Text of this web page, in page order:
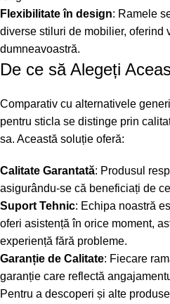
Flexibilitate în design: Ramele
diverse stiluri de mobilier, oferind
dumneavoastră.
De ce să Alegeți
Comparativ cu alternativele
pentru sticla se distinge prin
sa. Această soluție oferă:
Calitate Garantată: Produsul
asigurându-se că beneficiați de
Suport Tehnic: Echipa noastră
oferi asistență în orice moment,
experiență fără probleme.
Garanție de Calitate: Fiecare
garanție care reflectă
Pentru a descoperi și alte